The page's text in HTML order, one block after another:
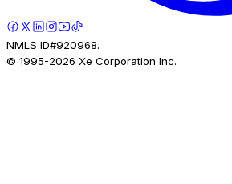
NMLS ID#920968.
© 1995-2026 Xe Corporation Inc.